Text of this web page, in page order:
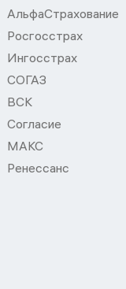
АльфаСтрахование
Росгосстрах
Ингосстрах
СОГАЗ
ВСК
Согласие
МАКС
Ренессанс